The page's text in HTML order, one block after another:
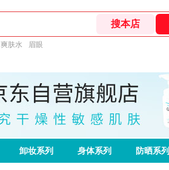
爽肤水 眉眼
卸妆系列 身体系列 防晒系列